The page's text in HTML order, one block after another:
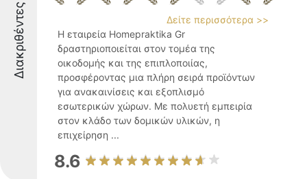
Διακριθέντες
Δείτε περισσότερα >>
Η εταιρεία Homepraktika Gr
δραστηριοποιείται στον τομέα της
οικοδομής και της επιπλοποιίας,
προσφέροντας μια πλήρη σειρά προϊόντων
για ανακαινίσεις και εξοπλισμό
εσωτερικών χώρων. Με πολυετή εμπειρία
στον κλάδο των δομικών υλικών, η
επιχείρηση ...
8.6